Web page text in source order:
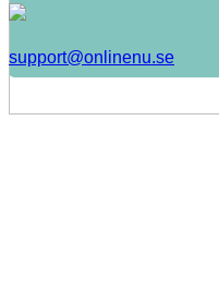
support@onlinenu.se